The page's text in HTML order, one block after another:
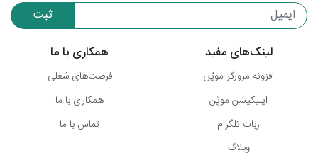
ثبت
لینک‌های مفید
افزونه مرورگر موپُن
اپلیکیشن موپُن
ربات تلگرام
وبلاگ
همکاری با ما
فرصت‌های شغلی
همکاری با ما
تماس با ما